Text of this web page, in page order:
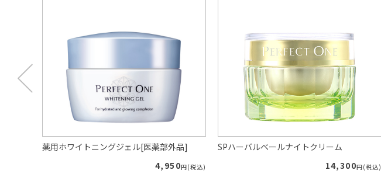
薬用ホワイトニングジェル[医薬部外品]
4,950円(税込)
SPハーバルベールナイトクリーム
14,300円(税込)